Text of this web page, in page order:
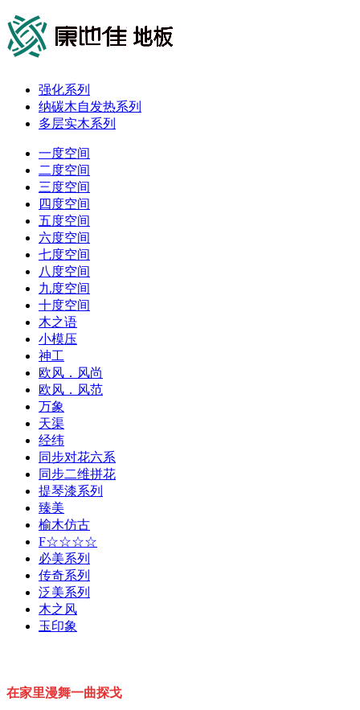
强化系列
纳碳木自发热系列
多层实木系列
一度空间
二度空间
三度空间
四度空间
五度空间
六度空间
七度空间
八度空间
九度空间
十度空间
木之语
小模压
神工
欧风．风尚
欧风．风范
万象
天渠
经纬
同步对花六系
同步二维拼花
提琴漆系列
臻美
榆木仿古
F☆☆☆☆
必美系列
传奇系列
泛美系列
木之风
玉印象
在家里漫舞一曲探戈